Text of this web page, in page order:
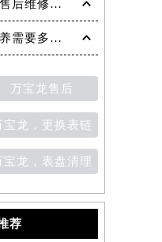
万宝龙上海店手表售后维修保养服务权威公示（2026年7月最新）
万宝龙手表清洗保养需要多久？
万宝龙售后
宝龙，更换表链
宝龙，表盘清理
荐